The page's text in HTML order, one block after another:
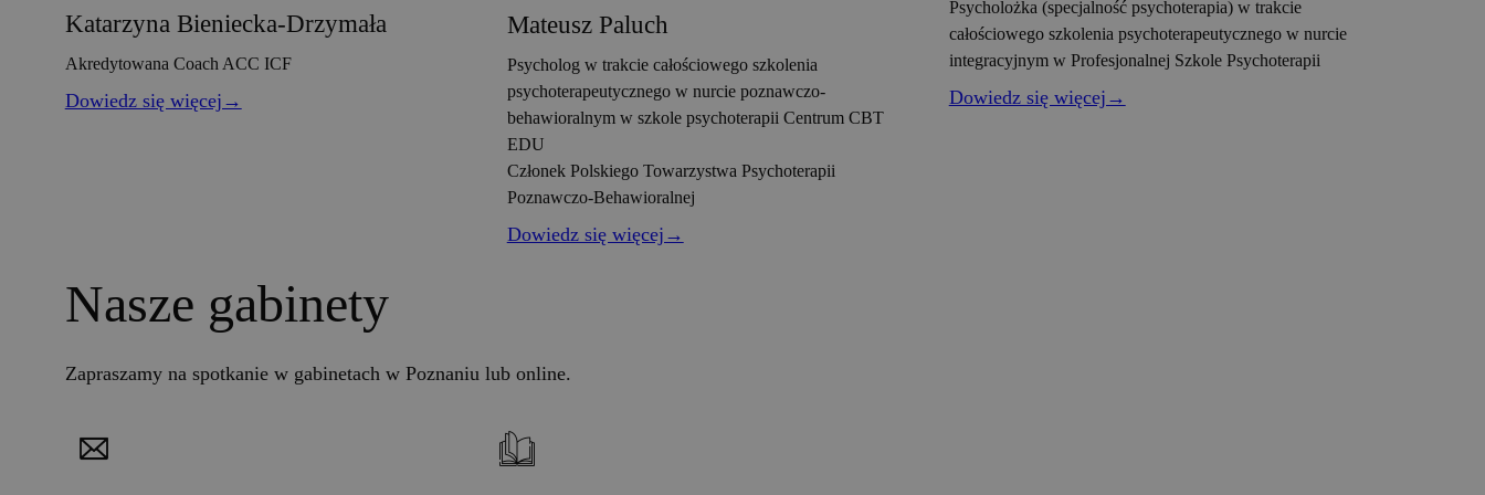
Katarzyna Bieniecka-Drzymała
Akredytowana Coach ACC ICF
Dowiedz się więcej→
Mateusz Paluch
Psycholog w trakcie całościowego szkolenia
psychoterapeutycznego w nurcie poznawczo-
behawioralnym w szkole psychoterapii Centrum CBT
EDU
Członek Polskiego Towarzystwa Psychoterapii
Poznawczo-Behawioralnej
Dowiedz się więcej→
Psycholożka (specjalność psychoterapia) w trakcie
całościowego szkolenia psychoterapeutycznego w nurcie
integracyjnym w Profesjonalnej Szkole Psychoterapii
Dowiedz się więcej→
Nasze gabinety
Zapraszamy na spotkanie w gabinetach w Poznaniu lub online.